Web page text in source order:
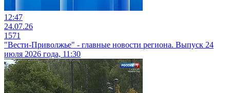
12:47
24.07.26
1571
"Вести-Приволжье" - главные новости региона. Выпуск 24
июля 2026 года, 11:30